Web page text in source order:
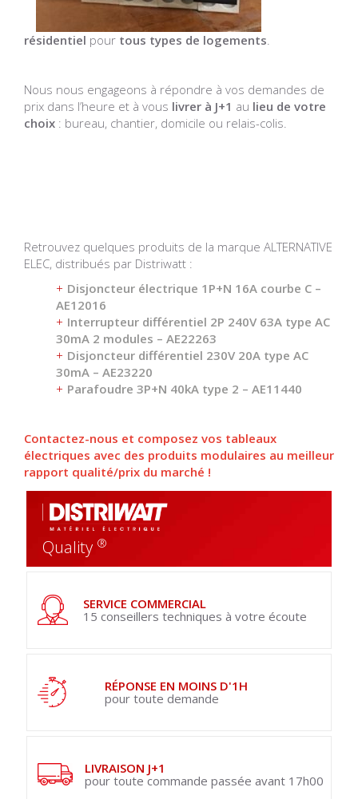
résidentiel pour tous types de logements.
Nous nous engageons à répondre à vos demandes de
prix dans l’heure et à vous livrer à J+1 au lieu de votre
choix : bureau, chantier, domicile ou relais-colis.
Retrouvez quelques produits de la marque ALTERNATIVE
ELEC, distribués par Distriwatt :
Disjoncteur électrique 1P+N 16A courbe C –
AE12016
Interrupteur différentiel 2P 240V 63A type AC
30mA 2 modules – AE22263
Disjoncteur différentiel 230V 20A type AC
30mA – AE23220
Parafoudre 3P+N 40kA type 2 – AE11440
Contactez-nous et composez vos tableaux
électriques avec des produits modulaires au meilleur
rapport qualité/prix du marché !
Quality ®
SERVICE COMMERCIAL
15 conseillers techniques à votre écoute
RÉPONSE EN MOINS D'1H
pour toute demande
LIVRAISON J+1
pour toute commande passée avant 17h00